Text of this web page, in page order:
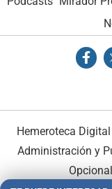
Hemeroteca
Administración y